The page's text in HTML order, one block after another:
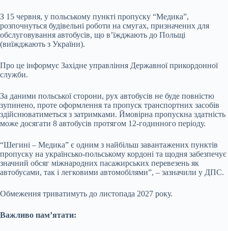
З 15 червня, у польському пункті пропуску “Медика”,
розпочнуться будівельні роботи на смугах, призначених для
обслуговування автобусів, що в’їжджають до Польщі
(виїжджають з України).
Про це інформує Західне управління Державної прикордонної
служби.
За даними польської сторони, рух автобусів не буде повністю
зупинено, проте оформлення та пропуск транспортних засобів
здійснюватиметься з затримками. Ймовірна пропускна здатність
може досягати 8 автобусів протягом 12-годинного періоду.
“Шегині – Медика” є одним з найбільш завантажених пунктів
пропуску на українсько-польському кордоні та щодня забезпечує
значний обсяг міжнародних пасажирських перевезень як
автобусами, так і легковими автомобілями”, – зазначили у ДПС.
Обмеження триватимуть до листопада 2027 року.
Важливо пам’ятати: